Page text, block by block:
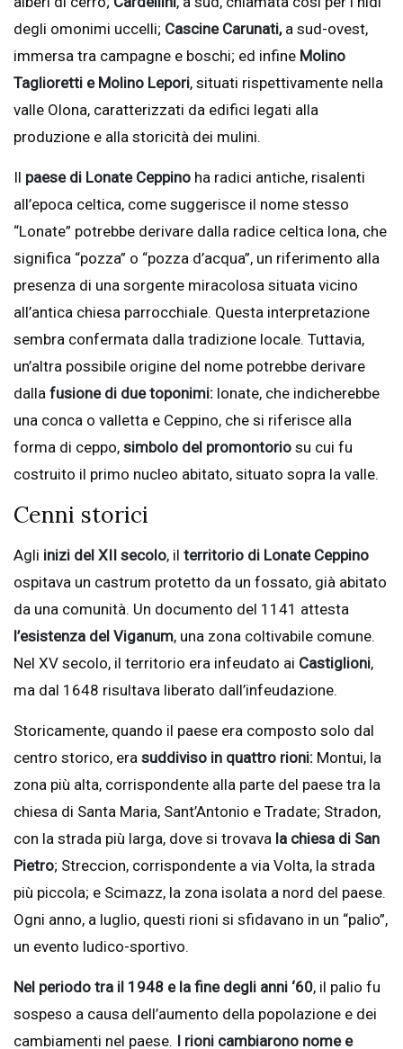
degli omonimi uccelli; Cascine Carunati,a sud-ovest,
immersa tra campagne e boschi; ed infine Molino
Taglioretti e Molino Lepori, situati rispettivamente nella
valle Olona, caratterizzati da edifici legati alla
produzione e alla storicità dei mulini.
Il paese di Lonate Ceppino ha radici antiche, risalenti
all’epoca celtica, come suggerisce il nome stesso
“Lonate” potrebbe derivare dalla radice celtica lona, che
significa “pozza” o “pozza d’acqua”, un riferimento alla
presenza di una sorgente miracolosa situata vicino
all’antica chiesa parrocchiale. Questa interpretazione
sembra confermata dalla tradizione locale. Tuttavia,
un’altra possibile origine del nome potrebbe derivare
dalla fusione di due toponimi: lonate, che indicherebbe
una conca o valletta e Ceppino, che si riferisce alla
forma di ceppo, simbolo del promontorio su cui fu
costruito il primo nucleo abitato, situato sopra la valle.
Cenni storici
Agli inizi del XII secolo, il territorio di Lonate Ceppino
ospitava un castrum protetto da un fossato, già abitato
da una comunità. Un documento del 1141 attesta
l’esistenza del Viganum, una zona coltivabile comune.
Nel XV secolo, il territorio era infeudato ai Castiglioni,
ma dal 1648 risultava liberato dall’infeudazione.
Storicamente, quando il paese era composto solo dal
centro storico, era suddiviso in quattro rioni: Montui, la
zona più alta, corrispondente alla parte del paese tra la
chiesa di Santa Maria, Sant’Antonio e Tradate; Stradon,
con la strada più larga, dove si trovava la chiesa di San
Pietro; Streccion, corrispondente a via Volta, la strada
più piccola; e Scimazz, la zona isolata a nord del paese.
Ogni anno, a luglio, questi rioni si sfidavano in un “palio”,
un evento ludico-sportivo.
Nel periodo tra il 1948 e la fine degli anni ‘60, il palio fu
sospeso a causa dell’aumento della popolazione e dei
cambiamenti nel paese. I rioni cambiarono nome e